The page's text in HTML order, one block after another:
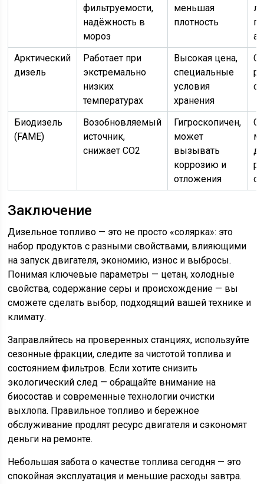
фильтруемости,
надёжность в
мороз
меньшая
плотность
Арктический
дизель
Работает при
экстремально
низких
температурах
Высокая цена,
специальные
условия
хранения
Биодизель
(FAME)
Возобновляемый
источник,
снижает CO2
Гигроскопичен,
может
вызывать
коррозию и
отложения
Заключение
Дизельное топливо — это не просто «солярка»: это
набор продуктов с разными свойствами, влияющими
на запуск двигателя, экономию, износ и выбросы.
Понимая ключевые параметры — цетан, холодные
свойства, содержание серы и происхождение — вы
сможете сделать выбор, подходящий вашей технике и
климату.
Заправляйтесь на проверенных станциях, используйте
сезонные фракции, следите за чистотой топлива и
состоянием фильтров. Если хотите снизить
экологический след — обращайте внимание на
биосостав и современные технологии очистки
выхлопа. Правильное топливо и бережное
обслуживание продлят ресурс двигателя и сэкономят
деньги на ремонте.
Небольшая забота о качестве топлива сегодня — это
спокойная эксплуатация и меньшие расходы завтра.